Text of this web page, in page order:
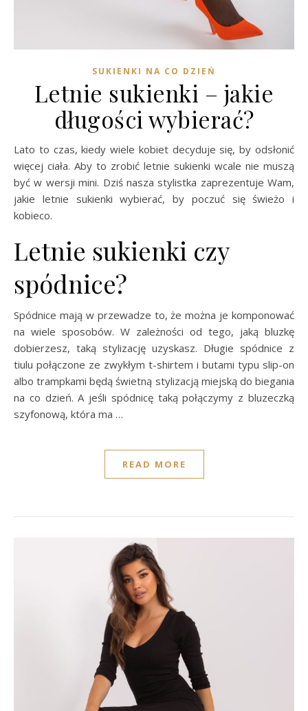
SUKIENKI NA CO DZIEŃ
Letnie sukienki – jakie
długości wybierać?
Lato to czas, kiedy wiele kobiet decyduje się, by odsłonić
więcej ciała. Aby to zrobić letnie sukienki wcale nie muszą
być w wersji mini. Dziś nasza stylistka zaprezentuje Wam,
jakie letnie sukienki wybierać, by poczuć się świeżo i
kobieco.
Letnie sukienki czy
spódnice?
Spódnice mają w przewadze to, że można je komponować
na wiele sposobów. W zależności od tego, jaką bluzkę
dobierzesz, taką stylizację uzyskasz. Długie spódnice z
tiulu połączone ze zwykłym t-shirtem i butami typu slip-on
albo trampkami będą świetną stylizacją miejską do biegania
na co dzień. A jeśli spódnicę taką połączymy z bluzeczką
szyfonową, która ma …
READ MORE